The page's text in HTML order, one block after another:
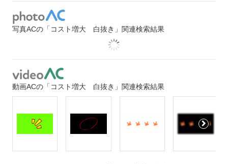
写真ACの「コスト増大 白抜き」関連検索結果
動画ACの「コスト増大 白抜き」関連検索結果